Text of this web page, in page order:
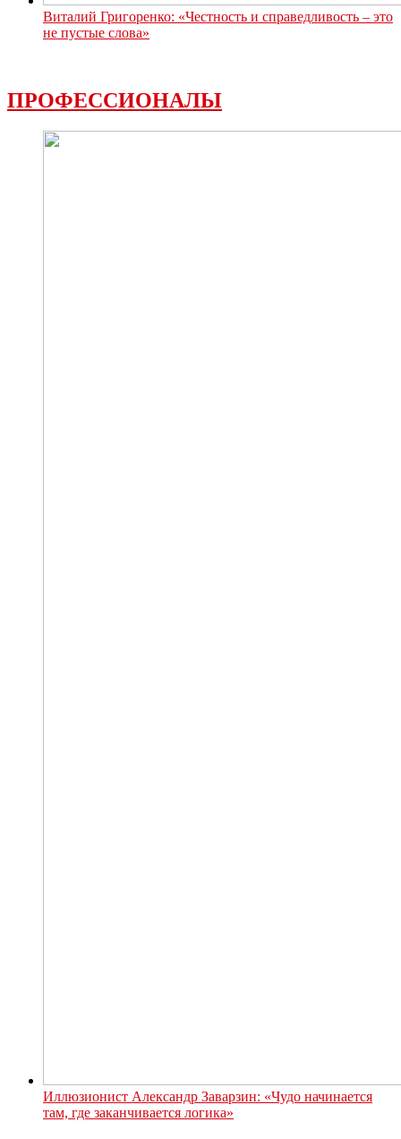
Виталий Григоренко: «Честность и справедливость – это
не пустые слова»
ПРОФЕССИОНАЛЫ
Иллюзионист Александр Заварзин: «Чудо начинается
там, где заканчивается логика»